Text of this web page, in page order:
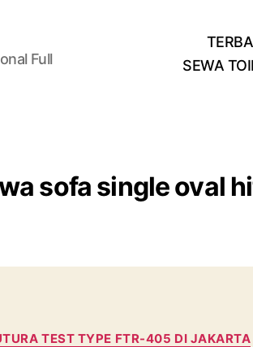
Full
SEWA
sofa single oval
Categories
TEST TYPE FTR-405 DI JAKARTA